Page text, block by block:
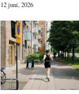
12 juni, 2026